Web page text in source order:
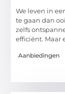
We leven in
te gaan dan
zelfs
efficiënt. Maar
Aanbiedingen